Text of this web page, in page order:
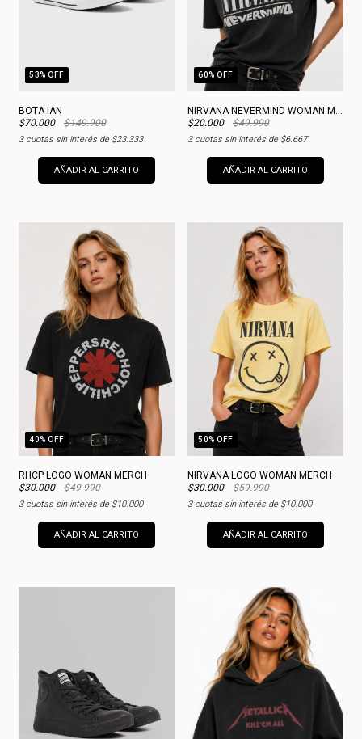
53% OFF
BOTA IAN
$70.000
$149.900
3cuotas sin interés de $23.333
AÑADIR AL CARRITO
60% OFF
$20.000
$49.990
3cuotas sin interés de $6.667
AÑADIR AL CARRITO
40% OFF
RHCP LOGO WOMAN MERCH
$30.000
$49.990
3cuotas sin interés de $10.000
AÑADIR AL CARRITO
50% OFF
NIRVANA LOGO WOMAN MERCH
$30.000
$59.990
3cuotas sin interés de $10.000
AÑADIR AL CARRITO